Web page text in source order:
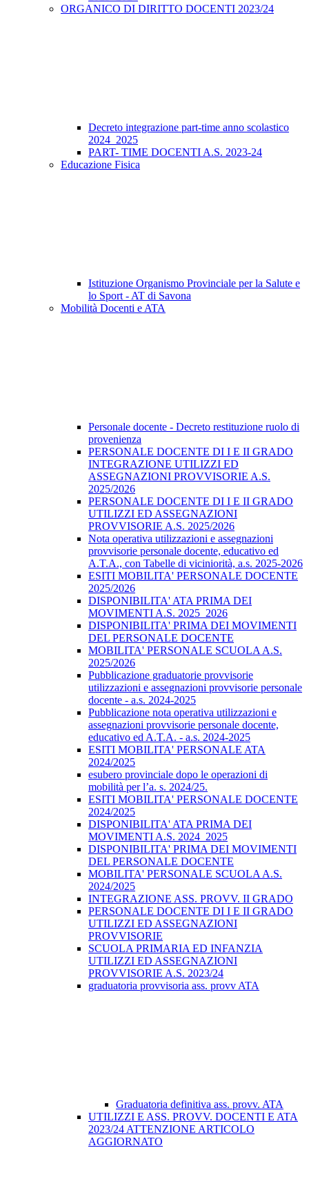
ORGANICO DI DIRITTO DOCENTI 2023/24
Decreto integrazione part-time anno scolastico
2024_2025
PART- TIME DOCENTI A.S. 2023-24
Educazione Fisica
Istituzione Organismo Provinciale per la Salute e
lo Sport - AT di Savona
Mobilità Docenti e ATA
Personale docente - Decreto restituzione ruolo di
provenienza
PERSONALE DOCENTE DI I E II GRADO
INTEGRAZIONE UTILIZZI ED
ASSEGNAZIONI PROVVISORIE A.S.
2025/2026
PERSONALE DOCENTE DI I E II GRADO
UTILIZZI ED ASSEGNAZIONI
PROVVISORIE A.S. 2025/2026
Nota operativa utilizzazioni e assegnazioni
provvisorie personale docente, educativo ed
A.T.A., con Tabelle di viciniorità, a.s. 2025-2026
ESITI MOBILITA' PERSONALE DOCENTE
2025/2026
DISPONIBILITA' ATA PRIMA DEI
MOVIMENTI A.S. 2025_2026
DISPONIBILITA' PRIMA DEI MOVIMENTI
DEL PERSONALE DOCENTE
MOBILITA' PERSONALE SCUOLA A.S.
2025/2026
Pubblicazione graduatorie provvisorie
utilizzazioni e assegnazioni provvisorie personale
docente - a.s. 2024-2025
Pubblicazione nota operativa utilizzazioni e
assegnazioni provvisorie personale docente,
educativo ed A.T.A. - a.s. 2024-2025
ESITI MOBILITA' PERSONALE ATA
2024/2025
esubero provinciale dopo le operazioni di
mobilità per l’a. s. 2024/25.
ESITI MOBILITA' PERSONALE DOCENTE
2024/2025
DISPONIBILITA' ATA PRIMA DEI
MOVIMENTI A.S. 2024_2025
DISPONIBILITA' PRIMA DEI MOVIMENTI
DEL PERSONALE DOCENTE
MOBILITA' PERSONALE SCUOLA A.S.
2024/2025
INTEGRAZIONE ASS. PROVV. II GRADO
PERSONALE DOCENTE DI I E II GRADO
UTILIZZI ED ASSEGNAZIONI
PROVVISORIE
SCUOLA PRIMARIA ED INFANZIA
UTILIZZI ED ASSEGNAZIONI
PROVVISORIE A.S. 2023/24
graduatoria provvisoria ass. provv ATA
Graduatoria definitiva ass. provv. ATA
UTILIZZI E ASS. PROVV. DOCENTI E ATA
2023/24 ATTENZIONE ARTICOLO
AGGIORNATO